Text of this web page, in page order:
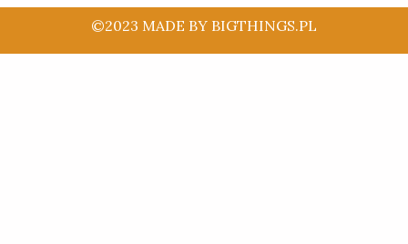
©2023 MADE BY BIGTHINGS.PL